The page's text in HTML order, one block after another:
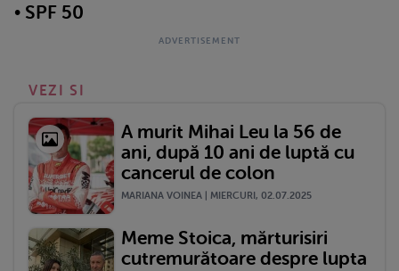
• SPF 50
VEZI SI
A murit Mihai Leu la 56 de
ani, după 10 ani de luptă cu
cancerul de colon
MARIANA VOINEA | MIERCURI, 02.07.2025
Meme Stoica, mărturisiri
cutremurătoare despre lupta